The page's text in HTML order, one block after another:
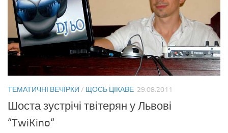
ТЕМАТИЧНІ ВЕЧІРКИ / ЩОСЬ ЦІКАВЕ 29.08.2011
Шоста зустрічі твітерян у Львові
“TwiKino“